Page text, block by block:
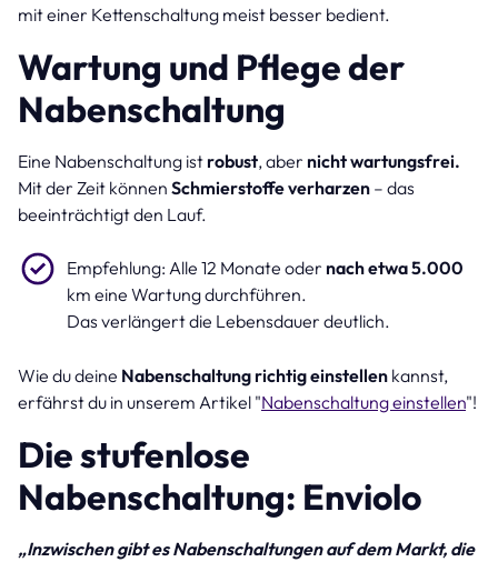
mit einer Kettenschaltung meist besser bedient.
Wartung und Pflege der
Nabenschaltung
Eine Nabenschaltung ist robust, aber nicht wartungsfrei.
Mit der Zeit können Schmierstoffe verharzen – das
beeinträchtigt den Lauf.
Empfehlung: Alle 12 Monate oder nach etwa 5.000
km eine Wartung durchführen.
Das verlängert die Lebensdauer deutlich.
Wie du deine Nabenschaltung richtig einstellen kannst,
erfährst du in unserem Artikel "Nabenschaltung einstellen"!
Die stufenlose
Nabenschaltung: Enviolo
„Inzwischen gibt es Nabenschaltungen auf dem Markt, die